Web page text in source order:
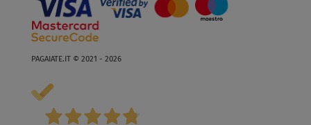
PAGAIATE.IT © 2021 - 2026